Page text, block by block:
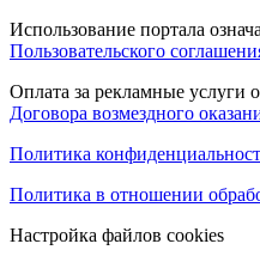
Использование портала
Пользовательского
Оплата за рекламные услуги
Договора возмездного
Политика
Политика в отношении
Настройка файлов cookies